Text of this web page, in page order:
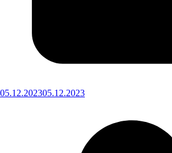
05.12.202305.12.2023